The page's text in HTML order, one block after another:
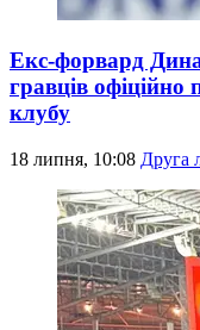
Екс-форвард
гравців офіційно
клубу
18 липня, 10:08 Друга